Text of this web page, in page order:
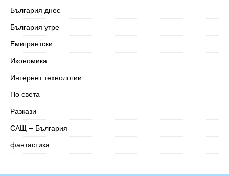
България днес
България утре
Емигрантски
Икономика
Интернет технологии
По света
Разкази
САЩ – България
фантастика